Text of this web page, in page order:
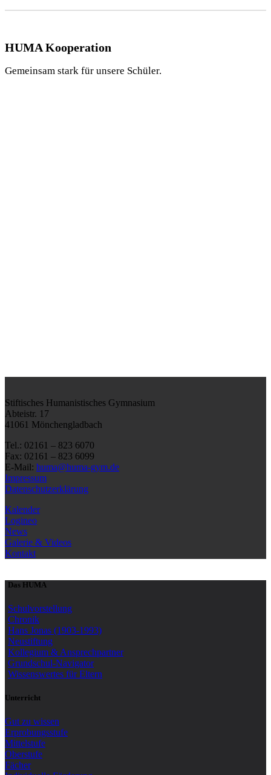
HUMA Kooperation
Gemeinsam stark für unsere Schüler.
Stiftisches Humanistisches Gymnasium
Abteistr. 17
41061 Mönchengladbach
Tel.: 02161 – 823 6070
Fax: 02161 – 823 6099
E-Mail: huma@huma-gym.de
Impressum
Datenschutzerklärung
Kalender
Logineo
News
Galerie & Videos
Kontakt
Das HUMA
Schulvorstellung
Chronik
Hans Jonas (1903-1993)
Neustiftung
Kollegium & Ansprechpartner
Grundschul-Navigator
Wissenswertes für Eltern
Unterricht
Gut zu wissen
Erprobungsstufe
Mittelstufe
Oberstufe
Fächer